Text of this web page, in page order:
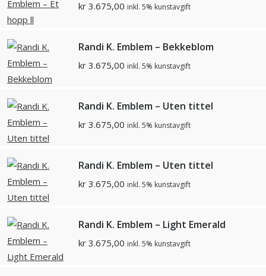
kr 3.675,00 inkl. 5% kunstavgift
Randi K. Emblem – Bekkeblom
kr 3.675,00 inkl. 5% kunstavgift
Randi K. Emblem – Uten tittel
kr 3.675,00 inkl. 5% kunstavgift
Randi K. Emblem – Uten tittel
kr 3.675,00 inkl. 5% kunstavgift
Randi K. Emblem – Light Emerald
kr 3.675,00 inkl. 5% kunstavgift